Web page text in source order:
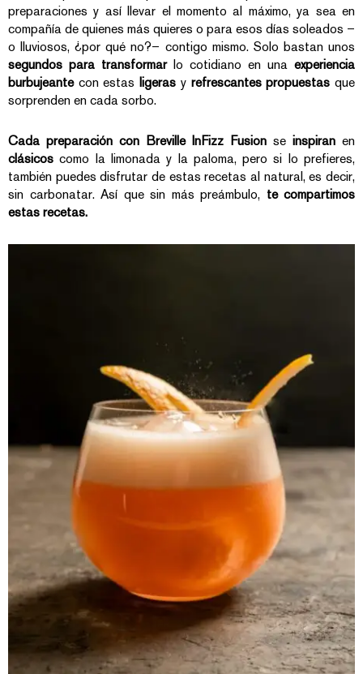
preparaciones y así llevar el momento al máximo, ya sea en
compañía de quienes más quieres o para esos días soleados –
o lluviosos, ¿por qué no?– contigo mismo. Solo bastan unos
segundos para transformarlo cotidiano en una experiencia
burbujeantecon estas ligeras y refrescantes propuestasque
sorprenden en cada sorbo.
Cada preparación con Breville InFizz Fusion se inspiran en
clásicoscomo la limonada y la paloma, pero si lo prefieres,
también puedes disfrutar de estas recetas al natural, es decir,
sin carbonatar. Así que sin más preámbulo, te compartimos
estas recetas.